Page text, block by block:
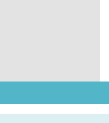
crises de sommeil